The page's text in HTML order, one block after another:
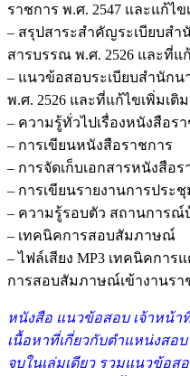
ราชการ พ.ศ. 2547 และแก้ไ
– สรุปสาระสำคัญระเบียบส
สารบรรณ พ.ศ. 2526 และที่แ
– แนวข้อสอบระเบียบสำนัก
พ.ศ. 2526 และที่แก้ไขเพิ่มเติ
– ความรู้ทั่วไปเรื่องหนังสือร
– การเขียนหนังสือราชการ
– การจัดเก็บเอกสารหนังสือร
– การเขียนรายงานการประชุ
– ความรู้รอบตัว สถานการณ์
– เทคนิคการสอบสัมภาษณ์
– ไฟล์เสียง MP3 เทคนิคกา
การสอบสัมภาษณ์เข้างานรา
หนังสือ แนวข้อสอบ เจ้าหน้า
เนื้อหาที่เกี่ยวกับตำแหน่งสอ
จบในเล่มเดียว รวมแนวข้อ